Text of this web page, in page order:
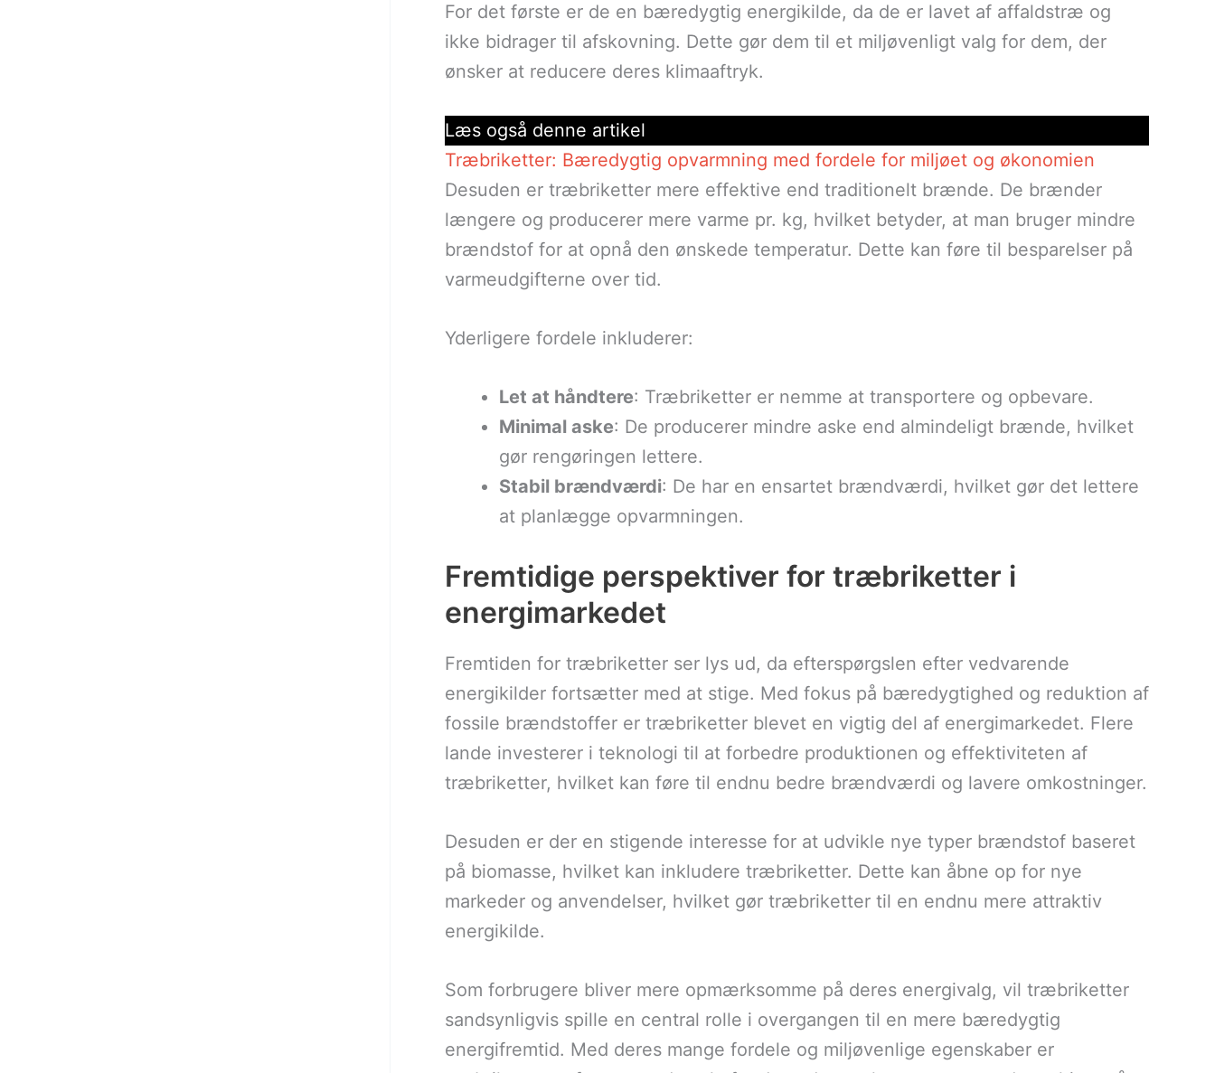
For det første er de en bæredygtig energikilde, da de er lavet af affaldstræ og
ikke bidrager til afskovning. Dette gør dem til et miljøvenligt valg for dem, der
ønsker at reducere deres klimaaftryk.
Læs også denne artikel
Træbriketter: Bæredygtig opvarmning med fordele for miljøet og økonomien
Desuden er træbriketter mere effektive end traditionelt brænde. De brænder
længere og producerer mere varme pr. kg, hvilket betyder, at man bruger mindre
brændstof for at opnå den ønskede temperatur. Dette kan føre til besparelser på
varmeudgifterne over tid.
Yderligere fordele inkluderer:
Let at håndtere: Træbriketter er nemme at transportere og opbevare.
Minimal aske: De producerer mindre aske end almindeligt brænde, hvilket
gør rengøringen lettere.
Stabil brændværdi: De har en ensartet brændværdi, hvilket gør det lettere
at planlægge opvarmningen.
Fremtidige perspektiver for træbriketter i
energimarkedet
Fremtiden for træbriketter ser lys ud, da efterspørgslen efter vedvarende
energikilder fortsætter med at stige. Med fokus på bæredygtighed og reduktion af
fossile brændstoffer er træbriketter blevet en vigtig del af energimarkedet. Flere
lande investerer i teknologi til at forbedre produktionen og effektiviteten af
træbriketter, hvilket kan føre til endnu bedre brændværdi og lavere omkostninger.
Desuden er der en stigende interesse for at udvikle nye typer brændstof baseret
på biomasse, hvilket kan inkludere træbriketter. Dette kan åbne op for nye
markeder og anvendelser, hvilket gør træbriketter til en endnu mere attraktiv
energikilde.
Som forbrugere bliver mere opmærksomme på deres energivalg, vil træbriketter
sandsynligvis spille en central rolle i overgangen til en mere bæredygtig
energifremtid. Med deres mange fordele og miljøvenlige egenskaber er